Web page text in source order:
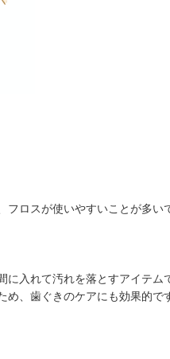
フロスが使いやすいことが多い
入れて汚れを落とすアイテム
、歯ぐきのケアにも効果的です